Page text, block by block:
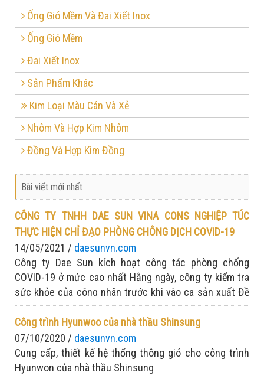
Ống Gió Mềm Và Đai Xiết Inox
Ống Gió Mềm
Đai Xiết Inox
Sản Phẩm Khác
Kim Loại Màu Cán Và Xẻ
Nhôm Và Hợp Kim Nhôm
Đồng Và Hợp Kim Đồng
Bài viết mới nhất
CÔNG TY TNHH DAE SUN VINA CONS NGHIỆP TÚC
THỰC HIỆN CHỈ ĐẠO PHÒNG CHÔNG DỊCH COVID-19
14/05/2021 / daesunvn.com
Công ty Dae Sun kích hoạt công tác phòng chống
COVID-19 ở mức cao nhất Hằng ngày, công ty kiểm tra
sức khỏe của công nhân trước khi vào ca sản xuất Đề
cao tinh thần: Chống dịch nghiêm túc - sản xuất tập
trung
Công trình Hyunwoo của nhà thầu Shinsung
07/10/2020 / daesunvn.com
Cung cấp, thiết kế hệ thống thông gió cho công trình
Hyunwon của nhà thầu Shinsung